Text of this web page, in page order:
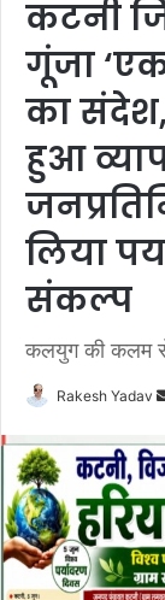
कटनी
गूंजा
का
हुआ
लिया
संकल्प
कलयुग की कलम
Rakesh Yadav